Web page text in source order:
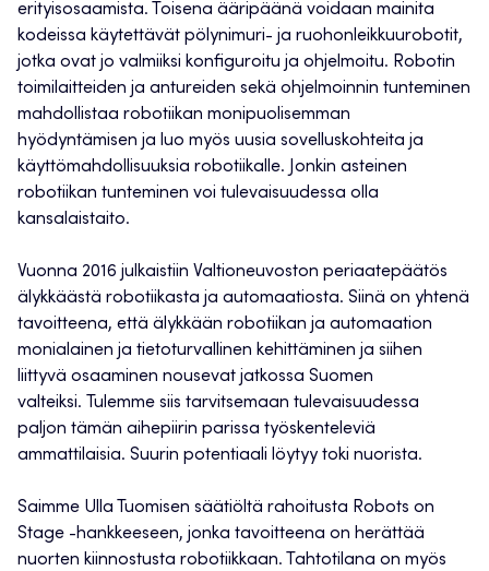
erityisosaamista. Toisena ääripäänä voidaan mainita
kodeissa käytettävät pölynimuri- ja ruohonleikkuurobotit,
jotka ovat jo valmiiksi konfiguroitu ja ohjelmoitu. Robotin
toimilaitteiden ja antureiden sekä ohjelmoinnin tunteminen
mahdollistaa robotiikan monipuolisemman
hyödyntämisen ja luo myös uusia sovelluskohteita ja
käyttömahdollisuuksia robotiikalle. Jonkin asteinen
robotiikan tunteminen voi tulevaisuudessa olla
kansalaistaito.
Vuonna 2016 julkaistiin Valtioneuvoston periaatepäätös
älykkäästä robotiikasta ja automaatiosta. Siinä on yhtenä
tavoitteena, että älykkään robotiikan ja automaation
monialainen ja tietoturvallinen kehittäminen ja siihen
liittyvä osaaminen nousevat jatkossa Suomen
valteiksi. Tulemme siis tarvitsemaan tulevaisuudessa
paljon tämän aihepiirin parissa työskenteleviä
ammattilaisia. Suurin potentiaali löytyy toki nuorista.
Saimme Ulla Tuomisen säätiöltä rahoitusta Robots on
Stage -hankkeeseen, jonka tavoitteena on herättää
nuorten kiinnostusta robotiikkaan. Tahtotilana on myös